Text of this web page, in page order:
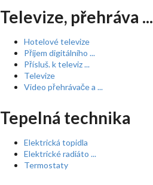
Televize, přehráva ...
Hotelové televize
Příjem digitálního ...
Přísluš. k televiz ...
Televize
Video přehrávače a ...
Tepelná technika
Elektrická topidla
Elektrické radiáto ...
Termostaty